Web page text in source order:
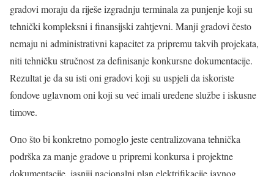
gradovi moraju da riješe izgradnju terminala za punjenje koji su
tehnički kompleksni i finansijski zahtjevni. Manji gradovi često
nemaju ni administrativni kapacitet za pripremu takvih projekata,
niti tehničku stručnost za definisanje konkursne dokumentacije.
Rezultat je da su isti oni gradovi koji su uspjeli da iskoriste
fondove uglavnom oni koji su već imali uređene službe i iskusne
timove.
Ono što bi konkretno pomoglo jeste centralizovana tehnička
podrška za manje gradove u pripremi konkursa i projektne
dokumentacije, jasniji nacionalni plan elektrifikacije javnog